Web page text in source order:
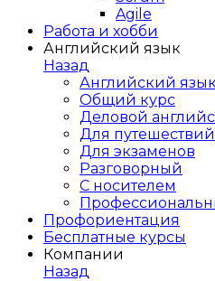
Agile
Работа и хобби
Английский язык
Назад
Английский
Общий курс
Деловой
Для путешествий
Для экзаменов
Разговорный
С носителем
Профориентация
Бесплатные курсы
Компании
Назад